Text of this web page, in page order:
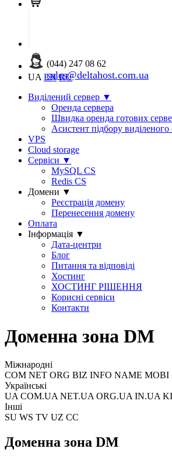
(044) 247 08 62
sales@deltahost.com.ua
UA EN RU
Виділений сервер ▼
Оренда сервера
Швидка оренда готових
Асистент підбору виділеного
VPS
Cloud storage
Сервіси ▼
MySQL CS
Redis CS
Домени ▼
Реєстрація домену
Перенесення домену
Оплата
Інформація ▼
Дата-центри
Блог
Питання та відповіді
Хостинг
ХОСТИНГ РІШЕННЯ
Корисні сервіси
Контакти
Доменна зона DM
Міжнародні
COM NET ORG BIZ INFO NAME MOBI
Українські
UA COM.UA NET.UA ORG.UA IN.UA
Інші
SU WS TV UZ CC
Доменна зона DM